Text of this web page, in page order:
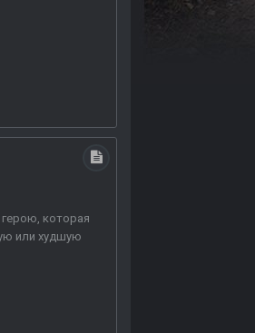
которая
или худшую